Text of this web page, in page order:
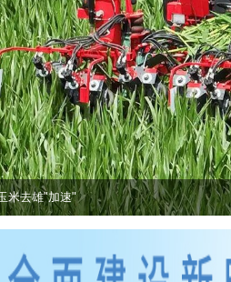
补齐种业装备短板 赋能种业振兴——甘肃投放智能制种玉米去雄、剥皮熟化样机